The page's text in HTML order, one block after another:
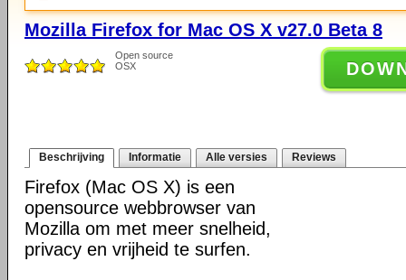
Mozilla Firefox for Mac OS X v27.0 Beta 8
Open source
OSX
Beschrijving Informatie Alle versies Reviews
Firefox (Mac OS X) is een
opensource webbrowser van
Mozilla om met meer snelheid,
privacy en vrijheid te surfen.